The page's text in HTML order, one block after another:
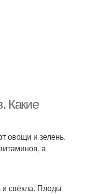
Какие
овощи и зелень.
а
свёкла. Плоды